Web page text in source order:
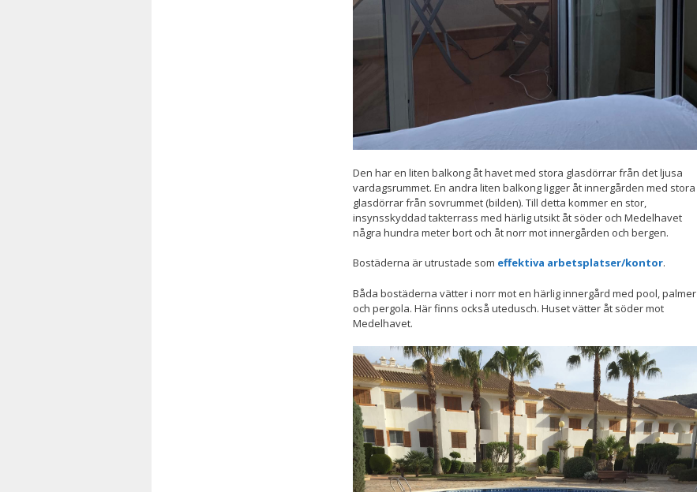
Den har en liten balkong åt havet med stora glasdörrar från det ljusa
vardagsrummet. En andra liten balkong ligger åt innergården med stora
glasdörrar från sovrummet (bilden). Till detta kommer en stor,
insynsskyddad takterrass med härlig utsikt åt söder och Medelhavet
några hundra meter bort och åt norr mot innergården och bergen.
Bostäderna är utrustade som effektiva arbetsplatser/kontor.
Båda bostäderna vätter i norr mot en härlig innergård med pool, palmer
och pergola. Här finns också utedusch. Huset vätter åt söder mot
Medelhavet.